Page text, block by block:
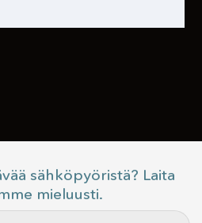
sähköpyöristä? Laita
mieluusti.